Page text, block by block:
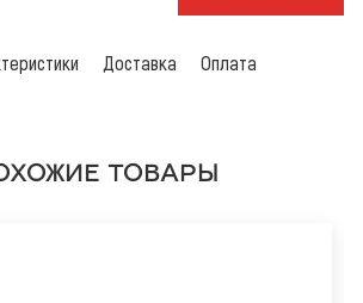
Доставка Оплата
ТОВАРЫ